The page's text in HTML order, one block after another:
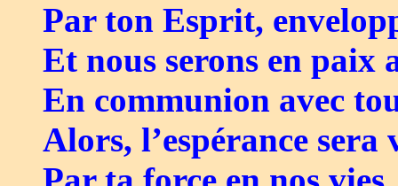
Par ton Esprit,
Et nous serons en paix
En communion avec
Alors, l’espérance